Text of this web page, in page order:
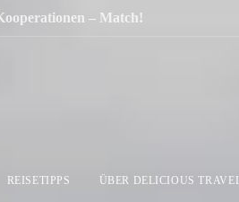
– Match!
REISETIPPS ÜBER DELICIOUS